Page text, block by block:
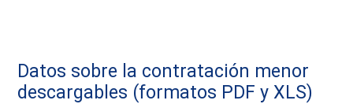
Datos sobre la contratación menor
descargables (formatos PDF y XLS)